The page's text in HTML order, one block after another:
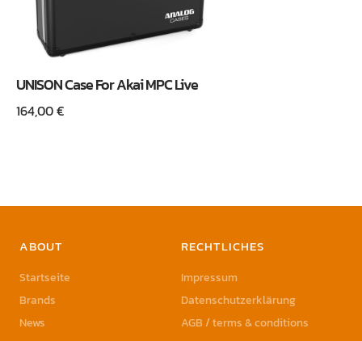
UNISON Case For Akai MPC Live
164,00€
ABOUT
Startseite
Brands
News
RECHTLICHES
Impressum
Datenschutzerklärung
AGB / terms & conditions